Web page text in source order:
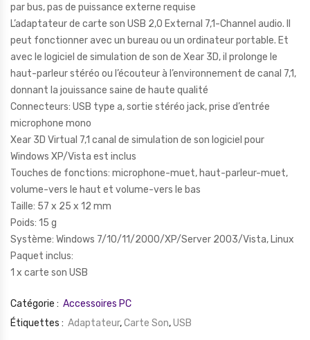
par bus, pas de puissance externe requise
L’adaptateur de carte son USB 2,0 External 7,1-Channel audio. Il
peut fonctionner avec un bureau ou un ordinateur portable. Et
avec le logiciel de simulation de son de Xear 3D, il prolonge le
haut-parleur stéréo ou l’écouteur à l’environnement de canal 7,1,
donnant la jouissance saine de haute qualité
Connecteurs: USB type a, sortie stéréo jack, prise d’entrée
microphone mono
Xear 3D Virtual 7,1 canal de simulation de son logiciel pour
Windows XP/Vista est inclus
Touches de fonctions: microphone-muet, haut-parleur-muet,
volume-vers le haut et volume-vers le bas
Taille: 57 x 25 x 12 mm
Poids: 15 g
Système: Windows 7/10/11/2000/XP/Server 2003/Vista, Linux
Paquet inclus:
1 x carte son USB
Catégorie : Accessoires PC
Étiquettes : Adaptateur,Carte Son,USB